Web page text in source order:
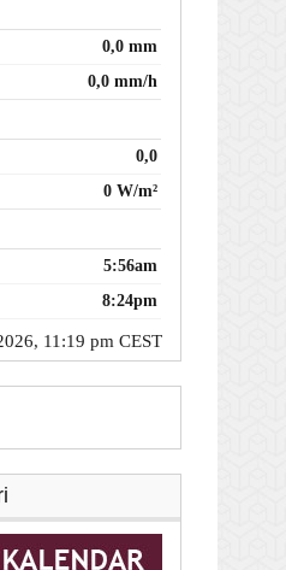
0,0 mm
0,0 mm/h
0,0
0 W/m²
5:56am
8:24pm
11:19 pm CEST